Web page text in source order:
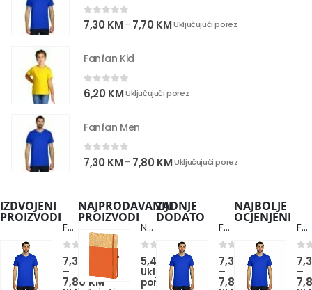
0out of 5
7,30 KM– 7,70 KMUključujući porez
Fanfan Kid
0out of 5
6,20 KMUključujući porez
Fanfan Men
0out of 5
7,30 KM– 7,80 KMUključujući porez
IZDVOJENI
PROIZVODI
Fanfan Men
0out of 5
7,30 KM
–
7,80 KM
NAJPRODAVANIJI
PROIZVODI
Note Cork
0out of 5
5,40 KM
Uključujući
porez
ZADNJE
DODATO
Fanfan Men
0out of 5
7,30 KM
–
7,80 KM
NAJBOLJE
OCJENJENI
Fanfan Men
0
–